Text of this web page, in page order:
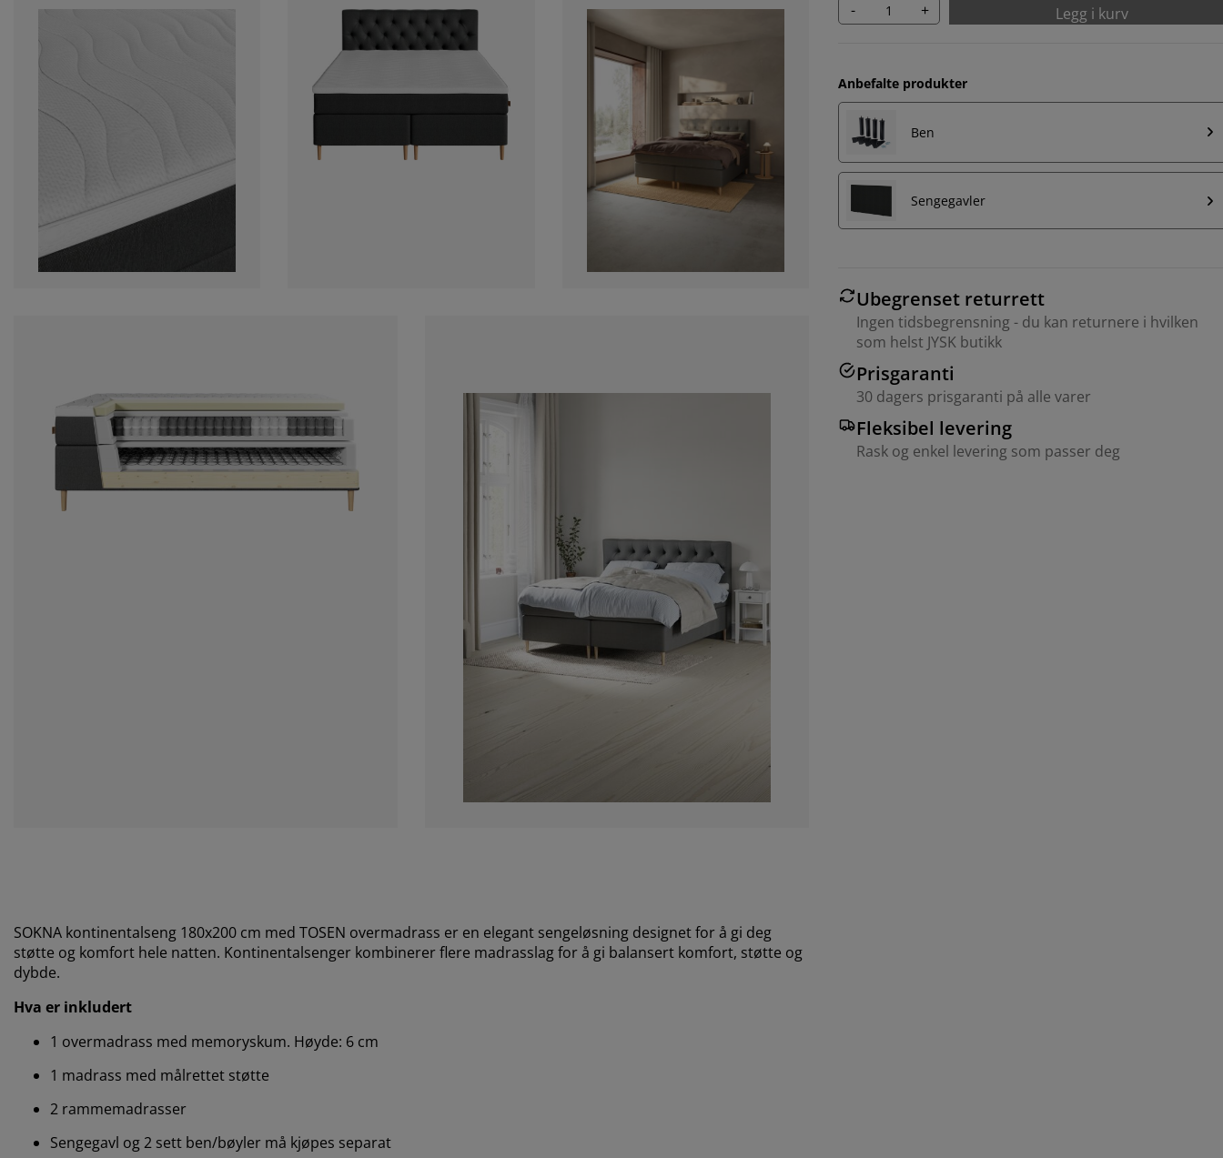
- + Legg i kurv
Anbefalte produkter
Ben
Sengegavler
Ubegrenset returrett
Ingen tidsbegrensning - du kan returnere i hvilken
som helst JYSK butikk
Prisgaranti
30 dagers prisgaranti på alle varer
Fleksibel levering
Rask og enkel levering som passer deg
SOKNA kontinentalseng 180x200 cm med TOSEN overmadrass er en elegant sengeløsning designet for å gi deg
støtte og komfort hele natten. Kontinentalsenger kombinerer flere madrasslag for å gi balansert komfort, støtte og
dybde.
Hva er inkludert
1 overmadrass med memoryskum. Høyde: 6 cm
1 madrass med målrettet støtte
2 rammemadrasser
Sengegavl og 2 sett ben/bøyler må kjøpes separat